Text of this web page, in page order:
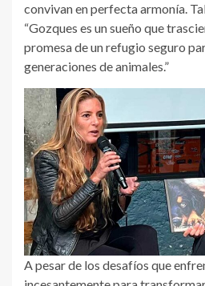
convivan en perfecta armonía.
“Gozques es un sueño que
promesa de un refugio seguro
generaciones de animales.”
A pesar de los desafíos que